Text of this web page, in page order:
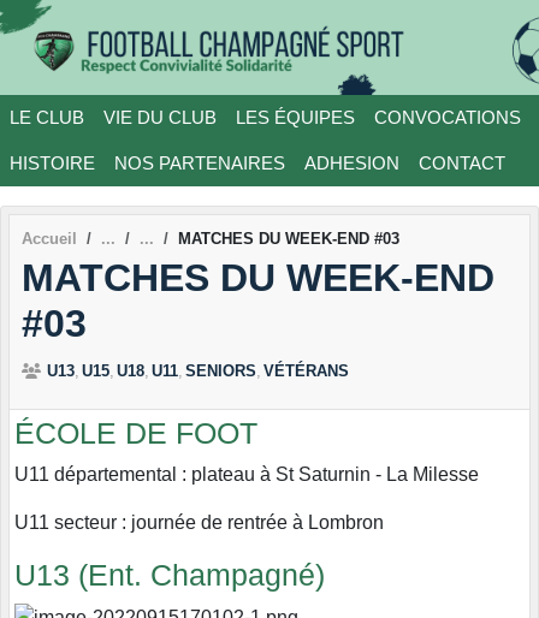
LE CLUB VIE DU CLUB LES ÉQUIPES CONVOCATIONS
HISTOIRE NOS PARTENAIRES ADHESION CONTACT
Accueil MATCHES DU WEEK-END #03
MATCHES DU WEEK-END
#03
U13 U15 U18 U11 SENIORS VÉTÉRANS
ÉCOLE DE FOOT
U11 départemental : plateau à St Saturnin - La Milesse
U11 secteur : journée de rentrée à Lombron
U13 (Ent. Champagné)
Panneau de gestion des cookies